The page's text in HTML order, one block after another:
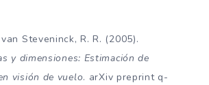
Steveninck, R. R. (2005).
y dimensiones: Estimación de
visión de vuelo. arXiv preprint q-